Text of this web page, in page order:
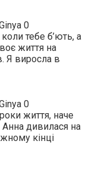
0
тебе б’ють, а
життя на
Я виросла в
0
життя, наче
Анна дивилася на
кінці